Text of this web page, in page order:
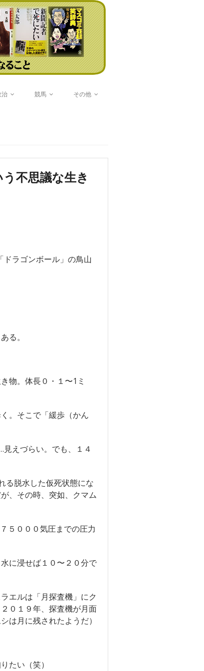
治 競馬 その他
不思議な生き
ラゴンボール」の鳥山
る。
物。体長０・１〜1ミ
。そこで「緩歩（かん
えづらい。でも、１４
る脱水した仮死状態にな
、その時、突如、クマム
５０００気圧までの圧力
に浸せば１０〜２０分で
エルは「月探査機」にク
０１９年、探査機が月面
は月に残されたようだ）
たい（笑）